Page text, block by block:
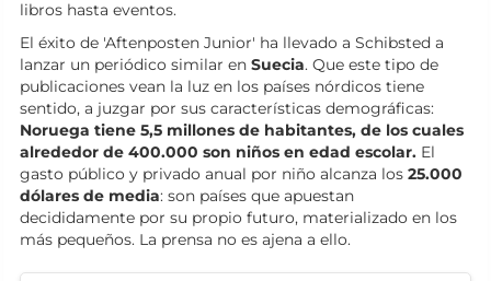
libros hasta eventos.
El éxito de 'Aftenposten Junior' ha llevado a Schibsted a
lanzar un periódico similar en Suecia. Que este tipo de
publicaciones vean la luz en los países nórdicos tiene
sentido, a juzgar por sus características demográficas:
Noruega tiene 5,5 millones de habitantes, de los cuales
alrededor de 400.000 son niños en edad escolar. El
gasto público y privado anual por niño alcanza los 25.000
dólares de media: son países que apuestan
decididamente por su propio futuro, materializado en los
más pequeños. La prensa no es ajena a ello.